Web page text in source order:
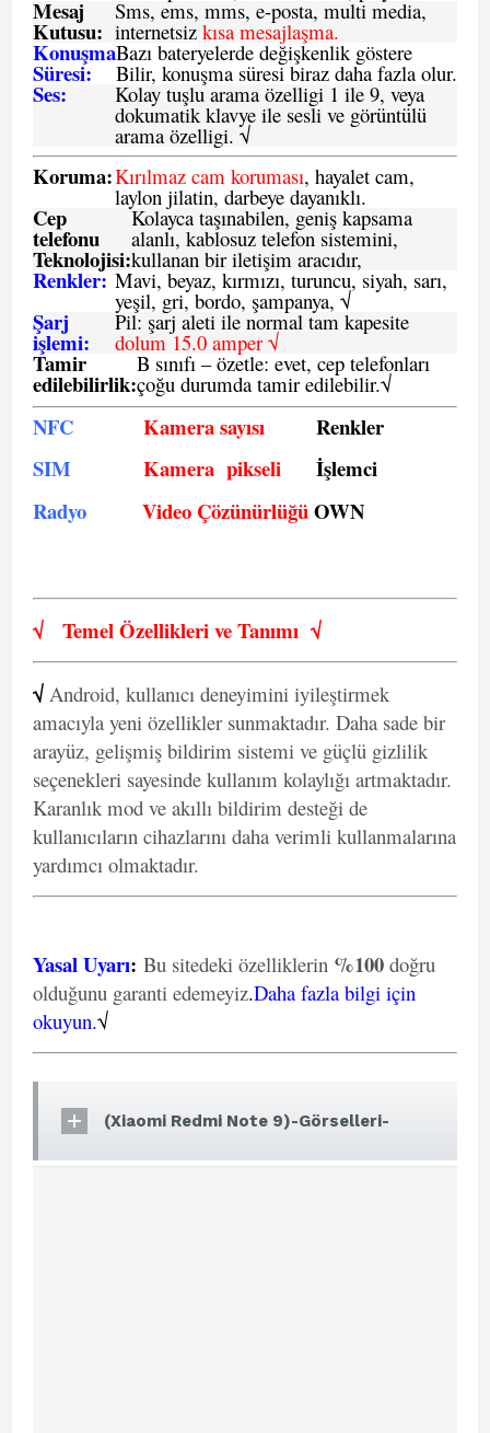
Mesaj
Kutusu:
Sms, ems, mms, e-posta, multi media,
internetsiz kısa mesajlaşma.
Konuşma
Süresi:
Bazı bateryelerde değişkenlik göstere
Bilir, konuşma süresi biraz daha fazla olur.
Ses: Kolay tuşlu arama özelligi 1 ile 9, veya
dokumatik klavye ile sesli ve görüntülü
arama özelligi. √
Koruma:Kırılmaz cam koruması, hayalet cam,
laylon jilatin, darbeye dayanıklı.
Cep
telefonu
Teknolojisi:
Kolayca taşınabilen, geniş kapsama
alanlı, kablosuz telefon sistemini,
kullanan bir iletişim aracıdır,
Renkler: Mavi, beyaz, kırmızı, turuncu, siyah, sarı,
yeşil, gri, bordo, şampanya, √
Şarj
işlemi:
Pil: şarj aleti ile normal tam kapesite
dolum 15.0 amper √
Tamir
edilebilirlik:
B sınıfı – özetle: evet, cep telefonları
çoğu durumda tamir edilebilir.√
NFC Kamera sayısı
Renkler
SIM
Kamera pikseli
İşlemci
Radyo
Video ÇözünürlüğüOWN
√ Temel Özellikleri veTanımı √
√ Android, kullanıcı deneyimini iyileştirmek
amacıyla yeni özellikler sunmaktadır. Daha sade bir
arayüz, gelişmiş bildirim sistemi ve güçlü gizlilik
seçenekleri sayesinde kullanım kolaylığı artmaktadır.
Karanlık mod ve akıllı bildirim desteği de
kullanıcıların cihazlarını daha verimli kullanmalarına
yardımcı olmaktadır.
Yasal Uyarı: Bu sitedeki özelliklerin %100 doğru
olduğunu garanti edemeyiz.Daha fazla bilgi için
okuyun.√
(Xiaomi Redmi Note 9)-Görselleri-